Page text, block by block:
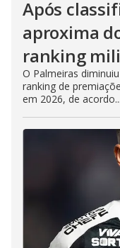
Após
aproxima
ranking
O Palmeiras
ranking de
em 2026, de acordo...